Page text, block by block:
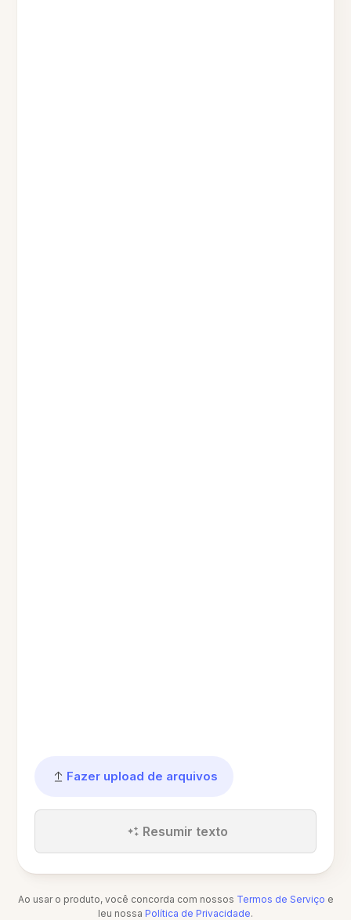
Fazer upload de arquivos
Resumir texto
Ao usar o produto, você concorda com nossos Termos de Serviço e
leu nossa Política de Privacidade.